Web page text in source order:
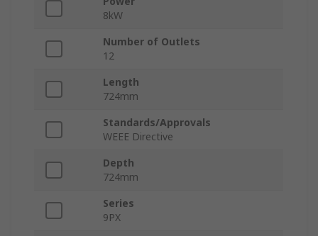
8kW
Number of Outlets
12
Length
724mm
Standards/Approvals
WEEE Directive
Depth
724mm
Series
9PX